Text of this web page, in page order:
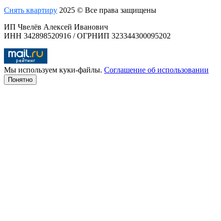
Снять квартиру 2025 © Все права защищены
ИП Чвелёв Алексей Иванович
ИНН 342898520916 / ОГРНИП 323344300095202
Мы используем куки-файлы. Соглашение об использовании
Понятно